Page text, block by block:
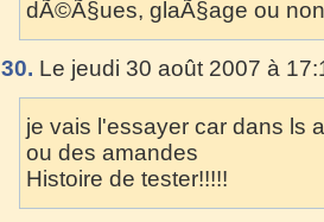
dÃ©Ã§ues, glaÃ§age ou
30. Le jeudi 30 août 2007 à
je vais l'essayer car dans ls
ou des amandes
Histoire de tester!!!!!